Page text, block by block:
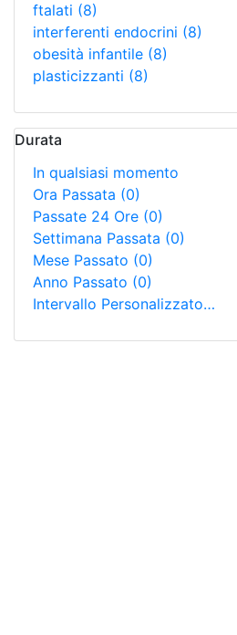
ftalati (8)
interferenti endocrini (8)
obesità infantile (8)
plasticizzanti (8)
Durata
In qualsiasi momento
Ora Passata (0)
Passate 24 Ore (0)
Settimana Passata (0)
Mese Passato (0)
Anno Passato (0)
Intervallo Personalizzato…